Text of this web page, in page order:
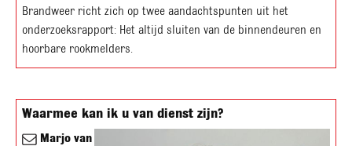
Brandweer richt zich op twee aandachtspunten uit het
onderzoeksrapport: Het altijd sluiten van de binnendeuren en
hoorbare rookmelders.
Waarmee kan ik u van dienst zijn?
Marjo van